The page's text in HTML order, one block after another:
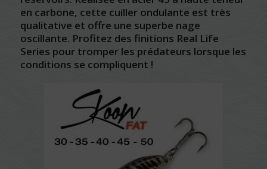
en carbone, cette cuiller ondulante est très
qualitative et offre une superbe nage
oscillante. Profitez des finitions Real Life
Series pour tromper les prédateurs lorsque les
conditions se compliquent !